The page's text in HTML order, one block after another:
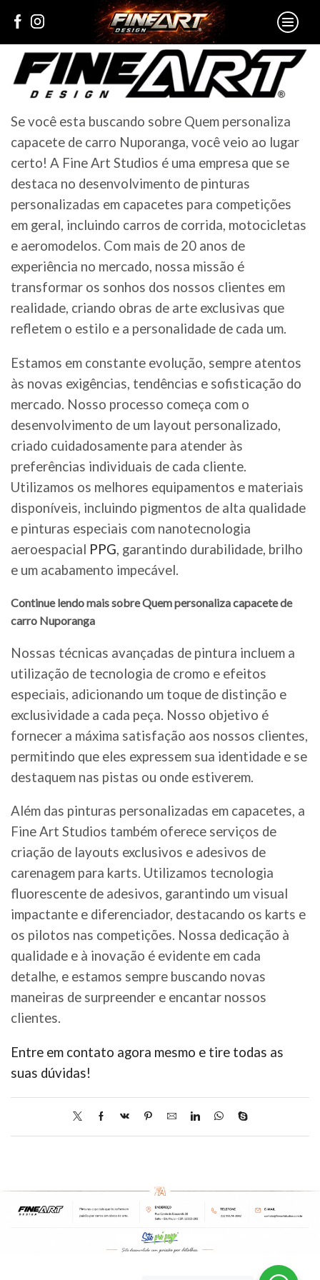
Se você esta buscando sobre Quem personaliza
capacete de carro Nuporanga, você veio ao lugar
certo! A Fine Art Studios é uma empresa que se
destaca no desenvolvimento de pinturas
personalizadas em capacetes para competições
em geral, incluindo carros de corrida, motocicletas
e aeromodelos. Com mais de 20 anos de
experiência no mercado, nossa missão é
transformar os sonhos dos nossos clientes em
realidade, criando obras de arte exclusivas que
refletem o estilo e a personalidade de cada um.
Estamos em constante evolução, sempre atentos
às novas exigências, tendências e sofisticação do
mercado. Nosso processo começa com o
desenvolvimento de um layout personalizado,
criado cuidadosamente para atender às
preferências individuais de cada cliente.
Utilizamos os melhores equipamentos e materiais
disponíveis, incluindo pigmentos de alta qualidade
e pinturas especiais com nanotecnologia
aeroespacial PPG, garantindo durabilidade, brilho
e um acabamento impecável.
Continue lendo mais sobre Quem personaliza capacete de
carro Nuporanga
Nossas técnicas avançadas de pintura incluem a
utilização de tecnologia de cromo e efeitos
especiais, adicionando um toque de distinção e
exclusividade a cada peça. Nosso objetivo é
fornecer a máxima satisfação aos nossos clientes,
permitindo que eles expressem sua identidade e se
destaquem nas pistas ou onde estiverem.
Além das pinturas personalizadas em capacetes, a
Fine Art Studios também oferece serviços de
criação de layouts exclusivos e adesivos de
carenagem para karts. Utilizamos tecnologia
fluorescente de adesivos, garantindo um visual
impactante e diferenciador, destacando os karts e
os pilotos nas competições. Nossa dedicação à
qualidade e à inovação é evidente em cada
detalhe, e estamos sempre buscando novas
maneiras de surpreender e encantar nossos
clientes.
Entre em contato agora mesmo e tire todas as
suas dúvidas!